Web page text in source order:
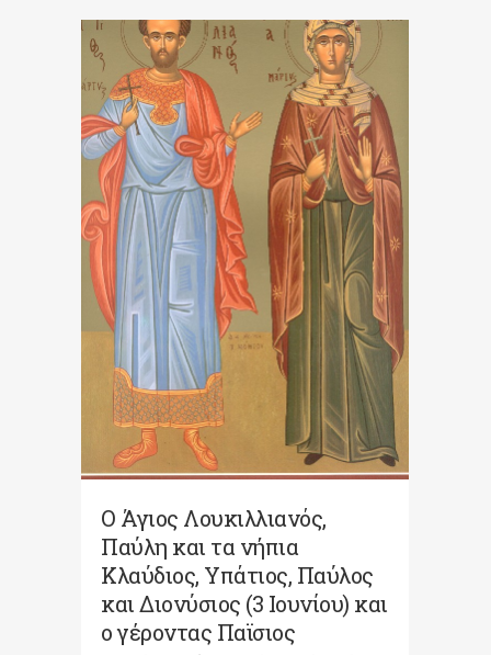
Ο Άγιος Λουκιλλιανός,
Παύλη και τα νήπια
Κλαύδιος, Υπάτιος, Παύλος
και Διονύσιος (3 Ιουνίου) και
ο γέροντας Παϊσιος